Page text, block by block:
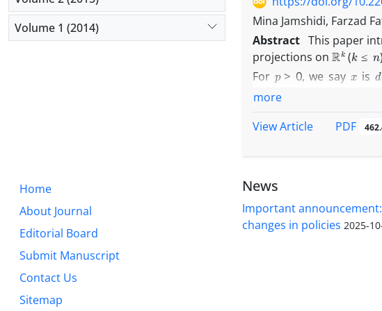
Mina Jamshidi, Farzad
Abstract This paper
projections on Rk(k≤ n
For
, we say x is d
1
implies ,
characterized in this
more
View Article
PDF
Volume 1 (2014)
Home
About Journal
Editorial Board
Submit Manuscript
Contact Us
Sitemap
News
Important
changes in policies 2025-